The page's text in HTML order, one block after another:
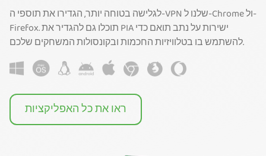
לגלישה בטוחה יותר, הגדירו את תוספי ה-VPN שלנו ל-Chrome ול-
Firefox. תוכלו גם להגדיר את PIA ישירות על נתב תואם כדי
להשתמש בו בטלוויזיות החכמות ובקונסולות המשחקים שלכם.
ראו את כל האפליקציות